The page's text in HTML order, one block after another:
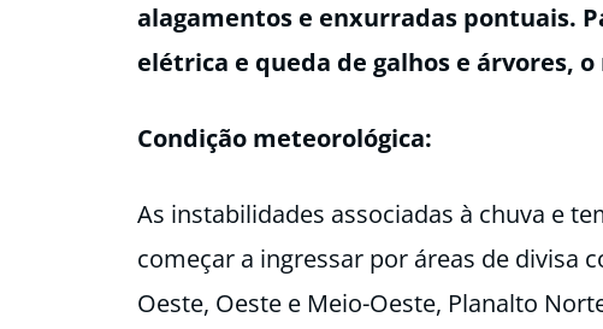
alagamentos e enxurradas pontuais.
elétrica e queda de galhos e árvores, o
Condição meteorológica:
As instabilidades associadas à chuva e
começar a ingressar por áreas de divisa
Oeste, Oeste e Meio-Oeste, Planalto